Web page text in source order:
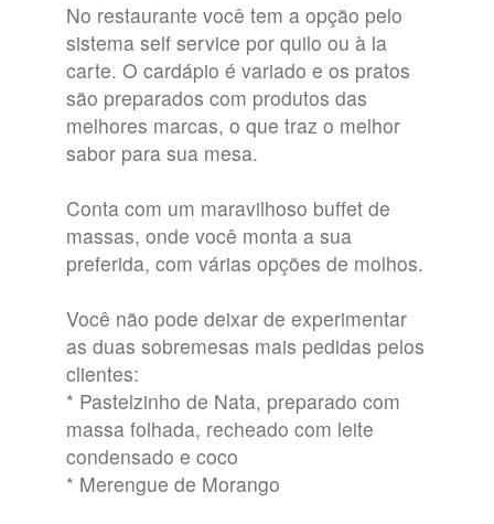
No restaurante você tem a opção pelo
sistema self service por quilo ou à la
carte. O cardápio é variado e os pratos
são preparados com produtos das
melhores marcas, o que traz o melhor
sabor para sua mesa.
Conta com um maravilhoso buffet de
massas, onde você monta a sua
preferida, com várias opções de molhos.
Você não pode deixar de experimentar
as duas sobremesas mais pedidas pelos
clientes:
* Pastelzinho de Nata, preparado com
massa folhada, recheado com leite
condensado e coco
* Merengue de Morango